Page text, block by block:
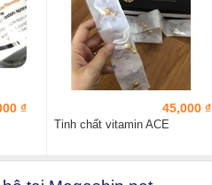
₫ 45,000 ₫
Tinh chất vitamin ACE